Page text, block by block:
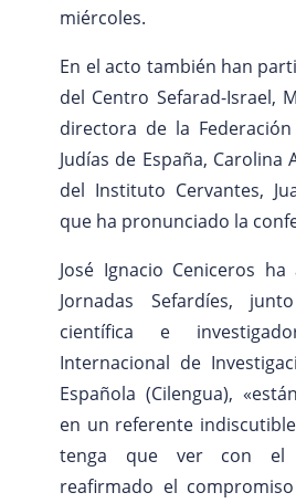
miércoles.
En el acto también han
del Centro Sefarad-Israel,
directora de la
Judías de España, Carolina
del Instituto Cervantes,
que ha pronunciado la
José Ignacio Ceniceros
Jornadas Sefardíes,
científica e
Internacional de
Española (Cilengua),
en un referente
tenga que ver con el
reafirmado el